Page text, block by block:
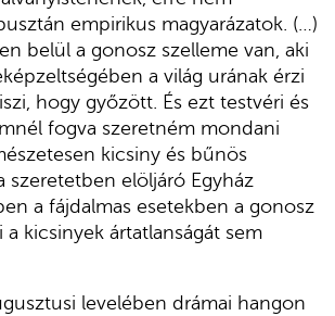
empirikus magyarázatok. (…)
belül a gonosz szelleme van, aki
a világ urának érzi
hogy győzött. És ezt testvéri és
fogva szeretném mondani
kicsiny és bűnös
szeretetben elöljáró Egyház
a fájdalmas esetekben a gonosz
a kicsinyek ártatlanságát sem
levelében drámai hangon